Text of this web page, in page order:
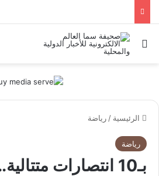
بحث عن
الرئيسية / رياضة
رياضة
بـ10 انتصارات